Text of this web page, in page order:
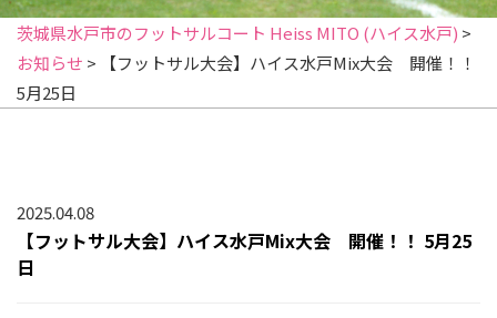
茨城県水戸市のフットサルコート Heiss MITO (ハイス水戸) >
お知らせ >
【フットサル大会】ハイス水戸Mix大会 開催！！
5月25日
2025.04.08
【フットサル大会】ハイス水戸Mix大会 開催！！ 5月25
日